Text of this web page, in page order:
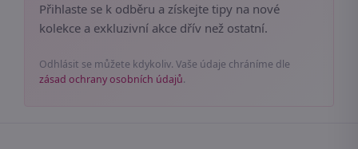
Přihlaste se k odběru a získejte tipy na nové
kolekce a exkluzivní akce dřív než ostatní.
Odhlásit se můžete kdykoliv. Vaše údaje chráníme dle
zásad ochrany osobních údajů.